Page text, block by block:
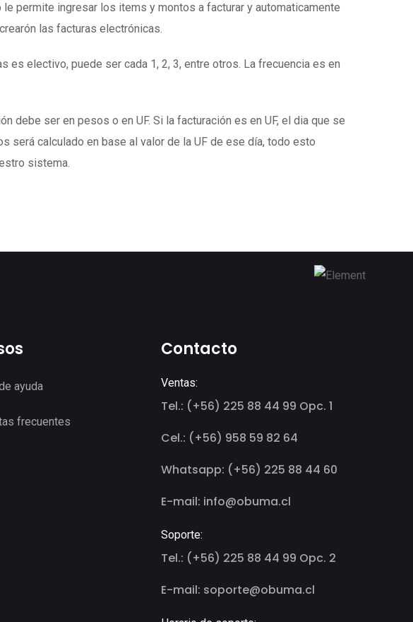
permite ingresar los items y montos a facturar y automaticamente
las facturas electrónicas.
es electivo, puede ser cada 1, 2, 3, entre otros. La frecuencia es en
debe ser en pesos o en UF. Si la facturación es en UF, el dia que se
será calculado en base al valor de la UF de ese día, todo esto
sistema.
ayuda
frecuentes
Contacto
Ventas:
Tel.: (+56) 225 88 44 99 Opc. 1
Cel.: (+56) 958 59 82 64
Whatsapp: (+56) 225 88 44 60
E-mail: info@obuma.cl
Soporte:
Tel.: (+56) 225 88 44 99 Opc. 2
E-mail: soporte@obuma.cl